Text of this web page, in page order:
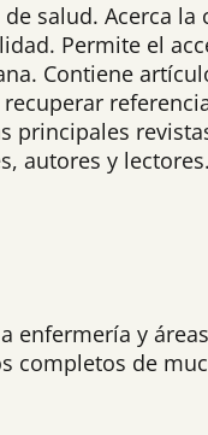
salud. Acerca la
Permite el
Contiene
autores y
y
completos de